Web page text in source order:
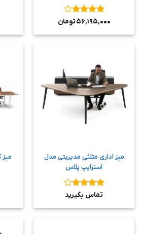
نمره۴
۵۶,۱۹۵,۰۰۰تومان
میز اداری مثلثی مدیریتی مدل
استرایپ پلاس
نمره ۴
تماس بگیرید